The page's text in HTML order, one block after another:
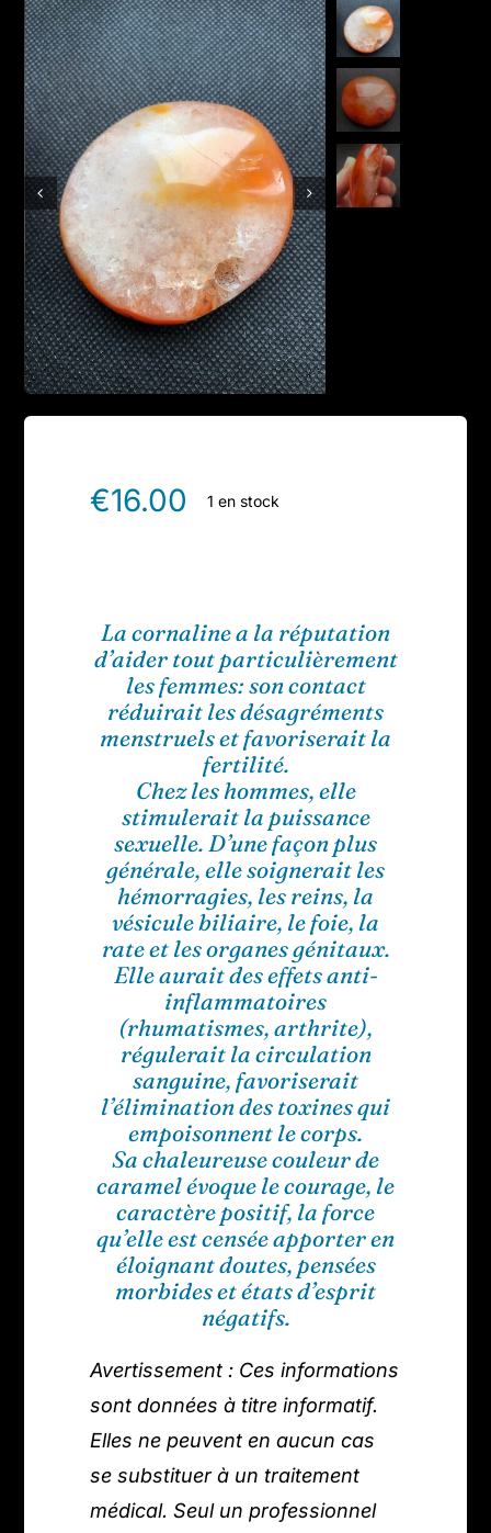
Boutique en ligne
Contact
€16.00 1 en stock
La cornaline a la réputation
d’aider tout particulièrement
les femmes: son contact
réduirait les désagréments
menstruels et favoriserait la
fertilité.
Chez les hommes, elle
stimulerait la puissance
sexuelle. D’une façon plus
générale, elle soignerait les
hémorragies, les reins, la
vésicule biliaire, le foie, la
rate et les organes génitaux.
Elle aurait des effets anti-
inflammatoires
(rhumatismes, arthrite),
régulerait la circulation
sanguine, favoriserait
l’élimination des toxines qui
empoisonnent le corps.
Sa chaleureuse couleur de
caramel évoque le courage, le
caractère positif, la force
qu’elle est censée apporter en
éloignant doutes, pensées
morbides et états d’esprit
négatifs.
Avertissement : Ces informations
sont données à titre informatif.
Elles ne peuvent en aucun cas
se substituer à un traitement
médical. Seul un professionnel